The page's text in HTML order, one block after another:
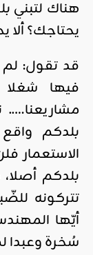
هناك لتبني
يحتاجك؟ ألا
قد تقول: لم
فيها
بلدكم
الاستعمار
بلدكم
تتركونه
أيّها
سُخرة وعبدا